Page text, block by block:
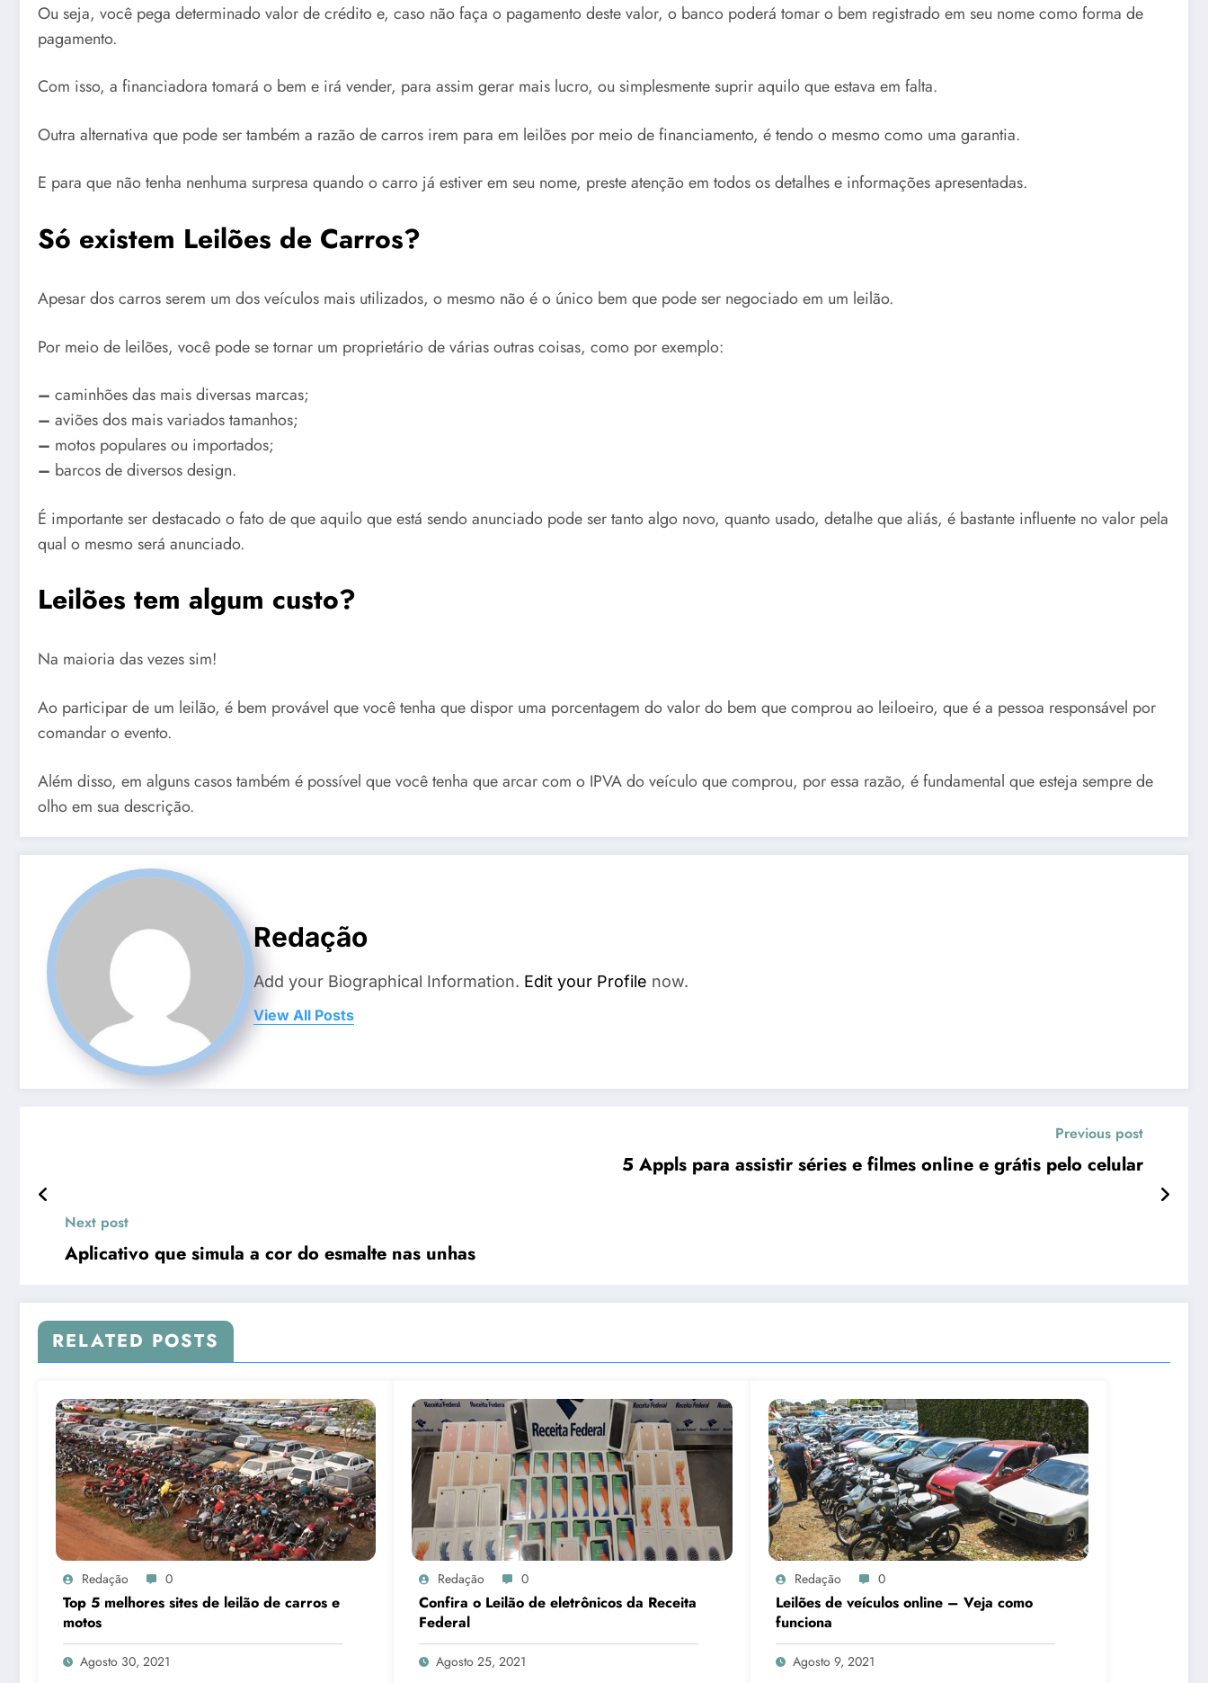
Ou seja, você pega determinado valor de crédito e, caso não faça o pagamento deste valor, o banco poderá tomar o bem registrado em seu nome como forma de
pagamento.
Com isso, a financiadora tomará o bem e irá vender, para assim gerar mais lucro, ou simplesmente suprir aquilo que estava em falta.
Outra alternativa que pode ser também a razão de carros irem para em leilões por meio de financiamento, é tendo o mesmo como uma garantia.
E para que não tenha nenhuma surpresa quando o carro já estiver em seu nome, preste atenção em todos os detalhes e informações apresentadas.
Só existem Leilões de Carros?
Apesar dos carros serem um dos veículos mais utilizados, o mesmo não é o único bem que pode ser negociado em um leilão.
Por meio de leilões, você pode se tornar um proprietário de várias outras coisas, como por exemplo:
– caminhões das mais diversas marcas;
– aviões dos mais variados tamanhos;
– motos populares ou importados;
– barcos de diversos design.
É importante ser destacado o fato de que aquilo que está sendo anunciado pode ser tanto algo novo, quanto usado, detalhe que aliás, é bastante influente no valor pela
qual o mesmo será anunciado.
Leilões tem algum custo?
Na maioria das vezes sim!
Ao participar de um leilão, é bem provável que você tenha que dispor uma porcentagem do valor do bem que comprou ao leiloeiro, que é a pessoa responsável por
comandar o evento.
Além disso, em alguns casos também é possível que você tenha que arcar com o IPVA do veículo que comprou, por essa razão, é fundamental que esteja sempre de
olho em sua descrição.
Redação
Add your Biographical Information. Edit your Profile now.
View All Posts
Previous post
5 Appls para assistir séries e filmes online e grátis pelo celular
Next post
Aplicativo que simula a cor do esmalte nas unhas
RELATED POSTS
Redação 0
Top 5 melhores sites de leilão de carros e
motos
Agosto 30, 2021
Redação 0
Confira o Leilão de eletrônicos da Receita
Federal
Agosto 25, 2021
Redação 0
Leilões de veículos online – Veja como
funciona
Agosto 9, 2021